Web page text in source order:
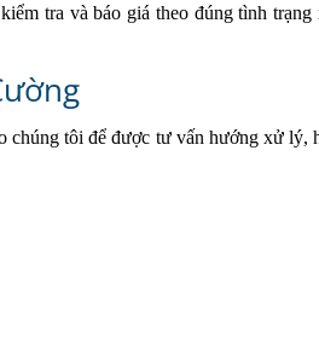
tra và báo giá theo đúng tình trạng
chúng tôi để được tư vấn hướng xử lý,